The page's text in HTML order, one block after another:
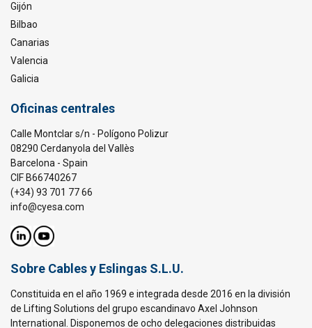
Gijón
Bilbao
Canarias
Valencia
Galicia
Oficinas centrales
Calle Montclar s/n - Polígono Polizur
08290 Cerdanyola del Vallès
Barcelona - Spain
CIF B66740267
(+34) 93 701 77 66
info@cyesa.com
Sobre Cables y Eslingas S.L.U.
Constituida en el año 1969 e integrada desde 2016 en la división
de Lifting Solutions del grupo escandinavo Axel Johnson
International. Disponemos de ocho delegaciones distribuidas